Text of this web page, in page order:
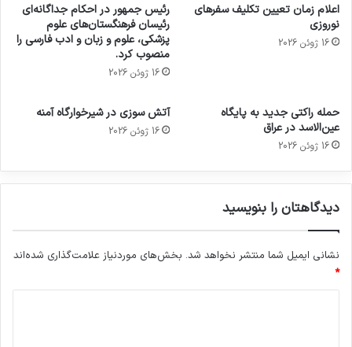
اعلام زمان تعیین تکلیف سفرهای
نوروزی
16 ژوئن 2026
رئیس جمهور در احکام جداگانه‌ای
رئیسان فرهنگستان‌های علوم
پزشکی، علوم و زبان و ادب فارسی را
منصوب کرد.
16 ژوئن 2026
حمله راکتی جدید به پایگاه
عین‌الاسد در عراق
16 ژوئن 2026
آتش سوزی در شیرخوارگاه آمنه
16 ژوئن 2026
دیدگاهتان را بنویسید
نشانی ایمیل شما منتشر نخواهد شد. بخش‌های موردنیاز علامت‌گذاری شده‌اند
*